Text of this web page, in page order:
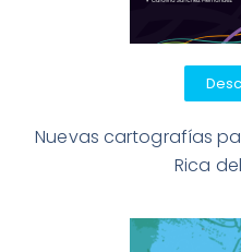
Nuevas cartografías
Rica